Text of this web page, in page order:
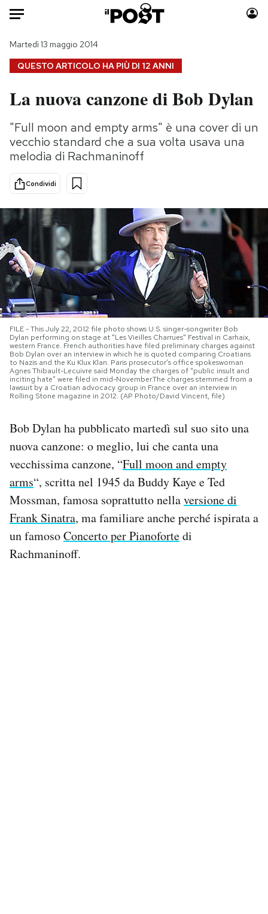
HOME
Italia
Politica
Tecnologia
Scienza
Economia
Sport
Moda
Consumismi
Altrecose
Mondiali calcio 2026
PODCAST
NEWSLETTER
I MIEI PREFERITI
CALENDARIO
AREA PERSONALE
Area Personale
Newsletter
Notifiche mobile
Regala il Post
QUESTO ARTICOLO HA PIÙ DI 12 ANNI
Martedì 13 maggio 2014
La nuova canzone di Bob Dylan
"Full moon and empty arms" è una cover di un
vecchio standard che a sua volta usava una
melodia di Rachmaninoff
Condividi
FILE - This July 22, 2012 file photo shows U.S. singer-songwriter Bob
Dylan performing on stage at "Les Vieilles Charrues" Festival in Carhaix,
western France. French authorities have filed preliminary charges against
Bob Dylan over an interview in which he is quoted comparing Croatians
to Nazis and the Ku Klux Klan. Paris prosecutor’s office spokeswoman
Agnes Thibault-Lecuivre said Monday the charges of “public insult and
inciting hate” were filed in mid-November.The charges stemmed from a
lawsuit by a Croatian advocacy group in France over an interview in
Rolling Stone magazine in 2012. (AP Photo/David Vincent, file)
Bob Dylan ha pubblicato martedì sul suo sito una
nuova canzone: o meglio, lui che canta una
vecchissima canzone, “Full moon and empty
arms“, scritta nel 1945 da Buddy Kaye e Ted
Mossman, famosa soprattutto nellaversione di
Frank Sinatra, ma familiare anche perché ispirata a
un famosoConcerto per Pianofortedi
Rachmaninoff.